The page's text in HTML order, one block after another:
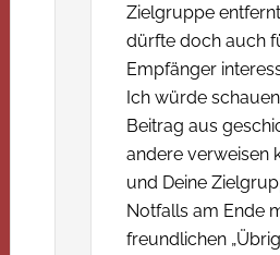
Zielgruppe
dürfte doch auch
Empfänger
Ich würde
Beitrag aus
andere verweisen
und Deine
Notfalls am Ende
freundlichen